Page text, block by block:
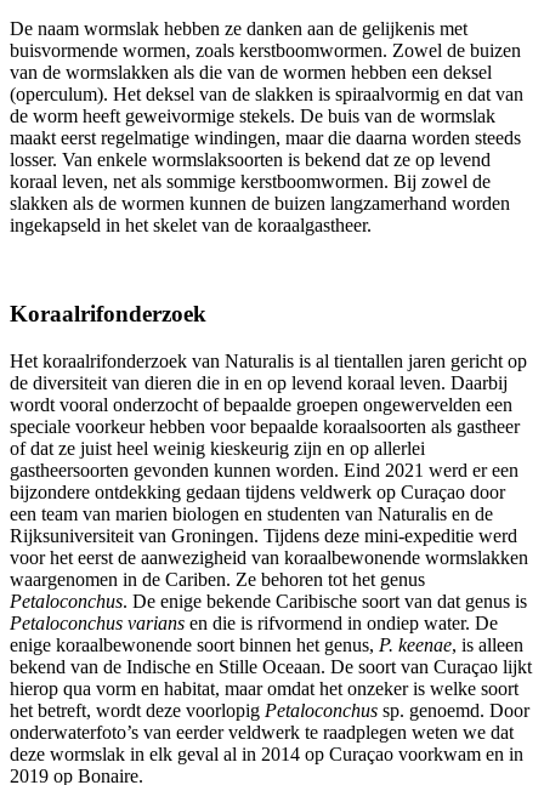
De naam wormslak hebben ze danken aan de gelijkenis met
buisvormende wormen, zoals kerstboomwormen. Zowel de buizen
van de wormslakken als die van de wormen hebben een deksel
(operculum). Het deksel van de slakken is spiraalvormig en dat van
de worm heeft geweivormige stekels. De buis van de wormslak
maakt eerst regelmatige windingen, maar die daarna worden steeds
losser. Van enkele wormslaksoorten is bekend dat ze op levend
koraal leven, net als sommige kerstboomwormen. Bij zowel de
slakken als de wormen kunnen de buizen langzamerhand worden
ingekapseld in het skelet van de koraalgastheer.
Koraalrifonderzoek
Het koraalrifonderzoek van Naturalis is al tientallen jaren gericht op
de diversiteit van dieren die in en op levend koraal leven. Daarbij
wordt vooral onderzocht of bepaalde groepen ongewervelden een
speciale voorkeur hebben voor bepaalde koraalsoorten als gastheer
of dat ze juist heel weinig kieskeurig zijn en op allerlei
gastheersoorten gevonden kunnen worden. Eind 2021 werd er een
bijzondere ontdekking gedaan tijdens veldwerk op Curaçao door
een team van marien biologen en studenten van Naturalis en de
Rijksuniversiteit van Groningen. Tijdens deze mini-expeditie werd
voor het eerst de aanwezigheid van koraalbewonende wormslakken
waargenomen in de Cariben. Ze behoren tot het genus
Petaloconchus. De enige bekende Caribische soort van dat genus is
Petaloconchus varians en die is rifvormend in ondiep water. De
enige koraalbewonende soort binnen het genus, P. keenae, is alleen
bekend van de Indische en Stille Oceaan. De soort van Curaçao lijkt
hierop qua vorm en habitat, maar omdat het onzeker is welke soort
het betreft, wordt deze voorlopig Petaloconchus sp. genoemd. Door
onderwaterfoto’s van eerder veldwerk te raadplegen weten we dat
deze wormslak in elk geval al in 2014 op Curaçao voorkwam en in
2019 op Bonaire.